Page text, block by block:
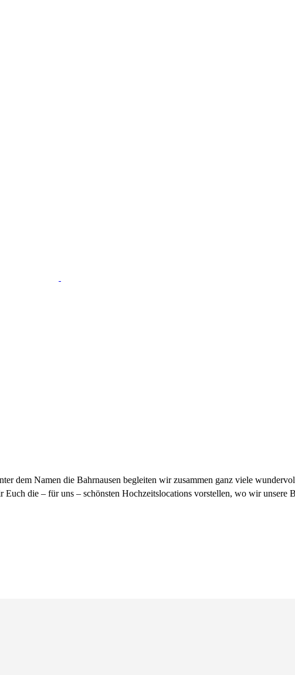
dem Namen die Bahrnausen begleiten wir zusammen ganz viele
die – für uns – schönsten Hochzeitslocations vorstellen, wo wir unsere